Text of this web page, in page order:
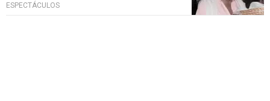
ESPECTÁCULOS